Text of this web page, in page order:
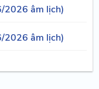
2026 âm lịch)
2026 âm lịch)